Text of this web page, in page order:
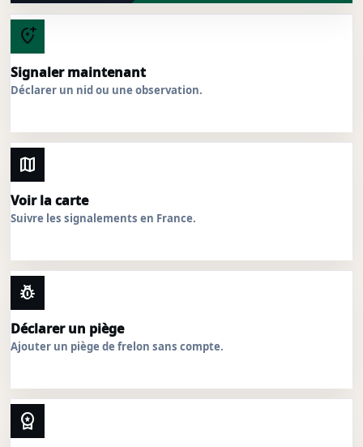
add_location_alt
Signaler maintenant
Déclarer un nid ou une observation.
map
Voir la carte
Suivre les signalements en France.
pest_control
Déclarer un piège
Ajouter un piège de frelon sans compte.
workspace_premium